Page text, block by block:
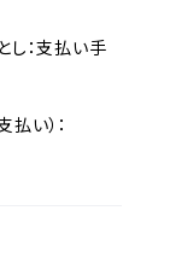
し：支払い手
い）：